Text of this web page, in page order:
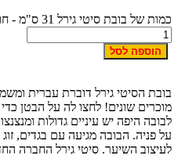
של בובת סיטי גירל 31 ס"מ - חולצה עם כלב
הוספה לסל
שונים! לחצו לה על הבטן
היפה יש עיניים גדולות
השיער. סיטי גירל החברה